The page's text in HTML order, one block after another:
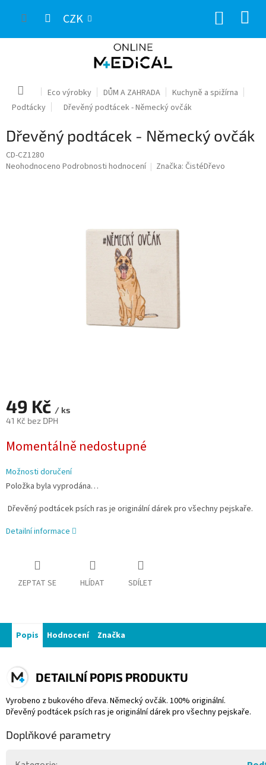
CZK
Domů Eco výrobky DŮM A ZAHRADA
Kuchyně a spižírna
Podtácky
Dřevěný podtácek - Německý ovčák
Dřevěný podtácek - Německý ovčák
CD-CZ1280
Průměrné
Neohodnoceno Podrobnosti hodnocení Značka: ČistéDřevo
49 Kč / ks
41 Kč bez DPH
cena:
Momentálně nedostupné
Možnosti doručení
Položka byla vyprodána…
Dřevěný podtácek psích ras je originální dárek pro všechny pejskaře.
Detailní informace
ZEPTAT SE HLÍDAT SDÍLET
Popis Hodnocení Značka
DETAILNÍ POPIS PRODUKTU
Vyrobeno z bukového dřeva. Německý ovčák. 100% originální.
Dřevěný podtácek psích ras je originální dárek pro všechny pejskaře.
Doplňkové parametry